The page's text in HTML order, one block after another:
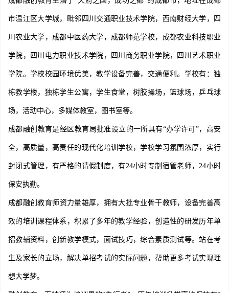
市温江区大学城，毗邻四川交通职业技术学院，西南财经大学，四
川农业大学，成都中医药大学，成都师范学校，成都农业科技职业
学院，四川电力职业技术学院，四川商务职业学院，四川艺术职业
学院。学校校园环境优美，教学设备完善，交通便利。学校有：独
栋教学楼，独栋学生公寓，学生食堂，树胶操场，篮球场，乒乓球
场，活动中心，多媒体教室，图书室等。
成都融创 教育是经区教育局批准设立的一所具有“办学许可”，高安
全，高质量，高责任的现代化培训学校，学校学习氛围浓厚，实行
封闭式管理，有严格的请假制度，有24小时专制宿管老师，24小时
保安执勤。
成都融创教育师资力量雄厚，拥有大批专业骨干教师，设备完善高
效的培训课程体系，积累了多年的教学经验，创造性的研发历年单
招教辅资料，创新教学模式，面试技巧，综合素质测试等。站在考
生及家长的立场，解决单招考试的实际问题，帮助更多考试实现理
想大学梦。